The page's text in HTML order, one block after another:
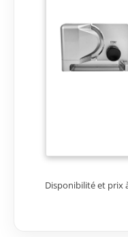
Disponibilité et prix